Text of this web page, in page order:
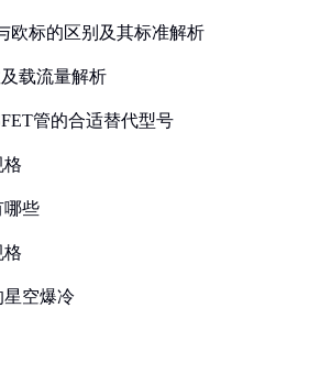
欧标的区别及其标准解析
载流量解析
管的合适替代型号
格
哪些
格
星空爆冷